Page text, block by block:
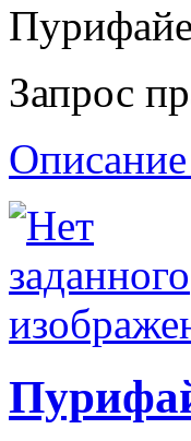
Запрос
Описание